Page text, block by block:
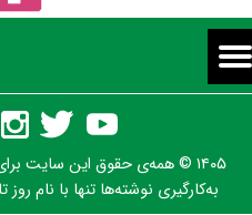
۱۴۰۵ © همه‌ی حقوق این سایت
به‌کارگیری نوشته‌ها تنها با نام